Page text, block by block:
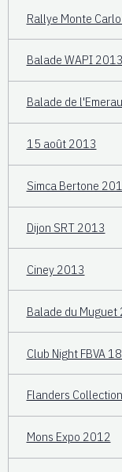
Rallye Monte
Balade WAPI 2013
Balade de
15 août 2013
Simca Bertone
Dijon SRT 2013
Ciney 2013
Balade du Muguet
Club Night FBVA
Flanders
Mons Expo 2012